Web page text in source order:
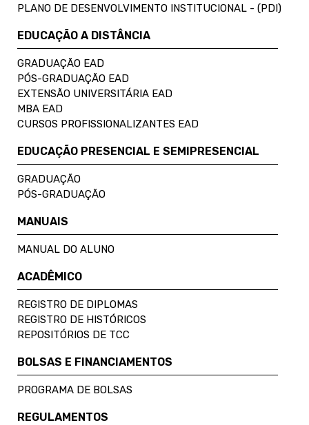
PLANO DE DESENVOLVIMENTO INSTITUCIONAL - (PDI)
EDUCAÇÃO A DISTÂNCIA
GRADUAÇÃO EAD
PÓS-GRADUAÇÃO EAD
EXTENSÃO UNIVERSITÁRIA EAD
MBA EAD
CURSOS PROFISSIONALIZANTES EAD
EDUCAÇÃO PRESENCIAL E SEMIPRESENCIAL
GRADUAÇÃO
PÓS-GRADUAÇÃO
MANUAIS
MANUAL DO ALUNO
ACADÊMICO
REGISTRO DE DIPLOMAS
REGISTRO DE HISTÓRICOS
REPOSITÓRIOS DE TCC
BOLSAS E FINANCIAMENTOS
PROGRAMA DE BOLSAS
REGULAMENTOS